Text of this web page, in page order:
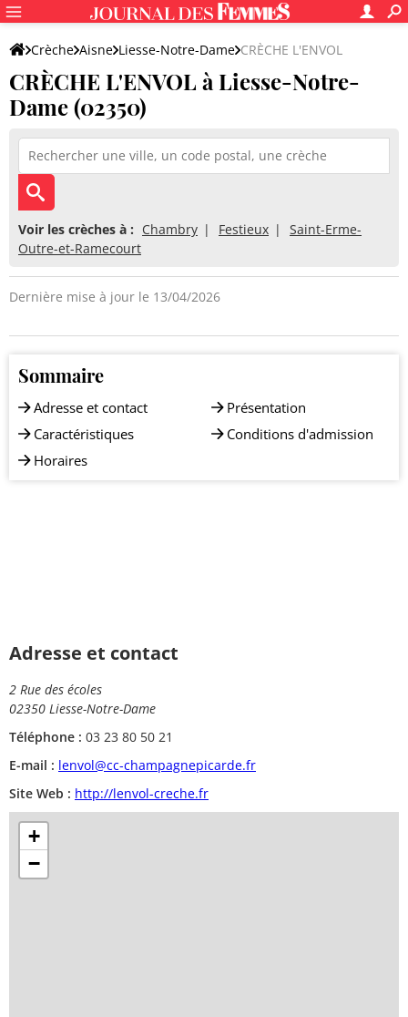
Crèche Aisne Liesse-Notre-Dame CRÈCHE L'ENVOL
CRÈCHE L'ENVOL à Liesse-Notre-
Dame (02350)
Voir les crèches à : Chambry Festieux
Saint-Erme-
Outre-et-Ramecourt
Dernière mise à jour le 13/04/2026
Sommaire
Adresse et contact
Caractéristiques
Horaires
Présentation
Conditions d'admission
Adresse et contact
2 Rue des écoles
02350 Liesse-Notre-Dame
Téléphone : 03 23 80 50 21
E-mail : lenvol@cc-champagnepicarde.fr
Site Web : http://lenvol-creche.fr
+
−